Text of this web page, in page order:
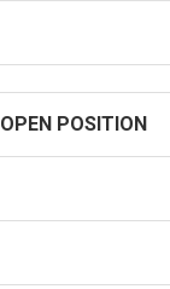
OPEN POSITION